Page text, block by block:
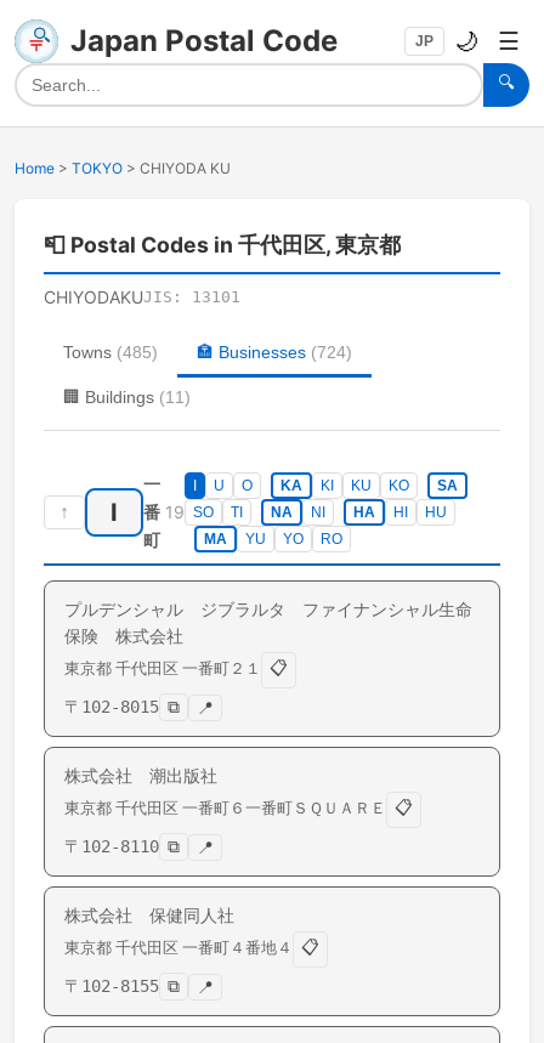
Japan Postal Code
🔍
JP 🌙 ☰
Home > TOKYO > CHIYODA KU
📮 Postal Codes in 千代田区, 東京都
CHIYODAKUJIS: 13101
Towns (485) 🏣 Businesses (724)
🏢 Buildings (11)
↑ I
一
番
町
19
I U O KA KI KU KO
SA
SO
TI NA NI HA HI
HU
MA
YU YO RO
プルデンシャル ジブラルタ ファイナンシャル生命
保険 株式会社
東京都 千代田区 一番町 ２１
📋
〒 102-8015 ⧉ 📍
株式会社 潮出版社
東京都 千代田区 一番町 ６一番町ＳＱＵＡＲＥ
📋
〒 102-8110 ⧉ 📍
株式会社 保健同人社
東京都 千代田区 一番町 ４番地４
📋
〒 102-8155 ⧉ 📍